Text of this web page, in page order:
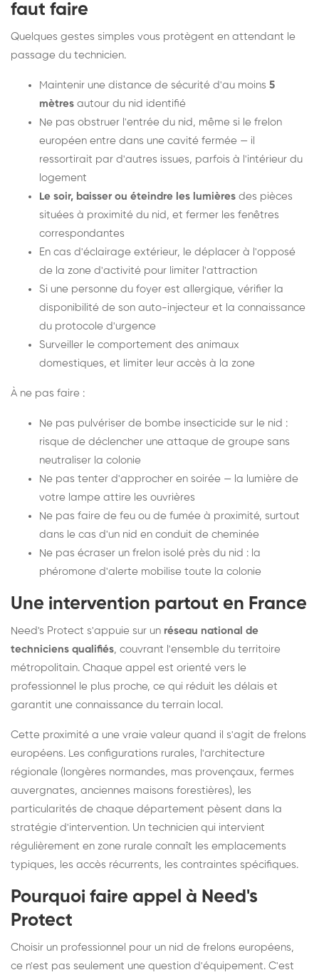
faut faire
Quelques gestes simples vous protègent en attendant le
passage du technicien.
Maintenir une distance de sécurité d'au moins 5
mètres autour du nid identifié
Ne pas obstruer l'entrée du nid, même si le frelon
européen entre dans une cavité fermée — il
ressortirait par d'autres issues, parfois à l'intérieur du
logement
Le soir, baisser ou éteindre les lumières des pièces
situées à proximité du nid, et fermer les fenêtres
correspondantes
En cas d'éclairage extérieur, le déplacer à l'opposé
de la zone d'activité pour limiter l'attraction
Si une personne du foyer est allergique, vérifier la
disponibilité de son auto-injecteur et la connaissance
du protocole d'urgence
Surveiller le comportement des animaux
domestiques, et limiter leur accès à la zone
À ne pas faire :
Ne pas pulvériser de bombe insecticide sur le nid :
risque de déclencher une attaque de groupe sans
neutraliser la colonie
Ne pas tenter d'approcher en soirée — la lumière de
votre lampe attire les ouvrières
Ne pas faire de feu ou de fumée à proximité, surtout
dans le cas d'un nid en conduit de cheminée
Ne pas écraser un frelon isolé près du nid : la
phéromone d'alerte mobilise toute la colonie
Une intervention partout en France
Need's Protect s'appuie sur un réseau national de
techniciens qualifiés, couvrant l'ensemble du territoire
métropolitain. Chaque appel est orienté vers le
professionnel le plus proche, ce qui réduit les délais et
garantit une connaissance du terrain local.
Cette proximité a une vraie valeur quand il s'agit de frelons
européens. Les configurations rurales, l'architecture
régionale (longères normandes, mas provençaux, fermes
auvergnates, anciennes maisons forestières), les
particularités de chaque département pèsent dans la
stratégie d'intervention. Un technicien qui intervient
régulièrement en zone rurale connaît les emplacements
typiques, les accès récurrents, les contraintes spécifiques.
Pourquoi faire appel à Need's
Protect
Choisir un professionnel pour un nid de frelons européens,
ce n'est pas seulement une question d'équipement. C'est